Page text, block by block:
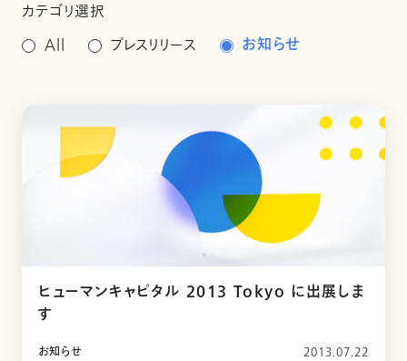
カテゴリ選択
All
プレスリリース お知らせ
ヒューマンキャピタル 2013 Tokyo に出展しま
す
お知らせ 2013.07.22